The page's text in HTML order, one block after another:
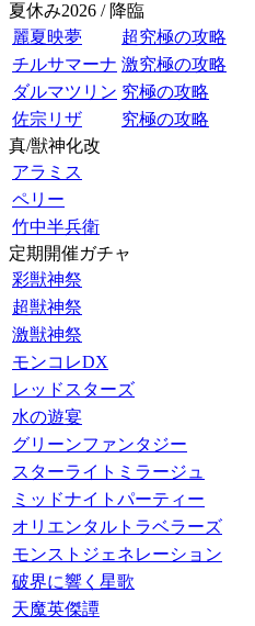
夏休み2026 / 降臨
麗夏映夢
超究極の攻略
チルサマーナ 激究極の攻略
ダルマツリン 究極の攻略
佐宗リザ
究極の攻略
真/獣神化改
アラミス
ペリー
竹中半兵衛
定期開催ガチャ
彩獣神祭
超獣神祭
激獣神祭
モンコレDX
レッドスターズ
水の遊宴
グリーンファンタジー
スターライトミラージュ
ミッドナイトパーティー
オリエンタルトラベラーズ
モンストジェネレーション
破界に響く星歌
天魔英傑譚